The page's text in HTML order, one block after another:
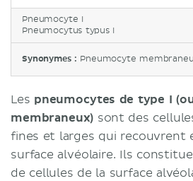
Pneumocyte I
Pneumocytus typus I
Synonymes : Pneumocyte
Les pneumocytes de type I
membraneux) sont des
fines et larges qui recouvrent
surface alvéolaire. Ils
de cellules de la surface